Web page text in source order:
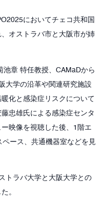
においてチェコ共和国
オストラバ市と大阪市が姉
章 特任教授、CAMaDから
大学の沿革や関連研究施設
化と感染症リスクについて
忠雄氏による感染症センタ
映像を視聴した後、1階エ
ース、共通機器室などを見
トラバ大学と大阪大学との
。